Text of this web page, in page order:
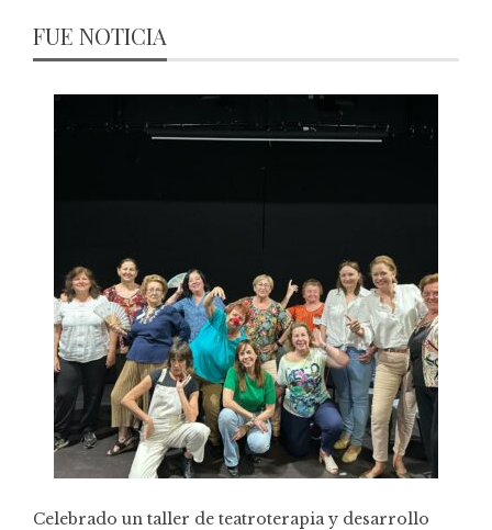
FUE NOTICIA
Celebrado un taller de teatroterapia y desarrollo